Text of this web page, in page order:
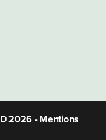
2026 -Mentions